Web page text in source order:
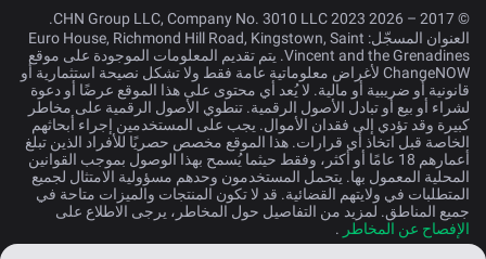
© 2017 – 2026 CHN Group LLC, Company No. 3010 LLC 2023.
العنوان المسجّل: Euro House, Richmond Hill Road, Kingstown, Saint
Vincent and the Grenadines. يتم تقديم المعلومات الموجودة على موقع
ChangeNOW لأغراض معلوماتية عامة فقط ولا تشكل نصيحة استثمارية أو
قانونية أو ضريبية أو مالية. لا يُعد أي محتوى على هذا الموقع عرضًا أو دعوة
لشراء أو بيع أو تبادل الأصول الرقمية. تنطوي الأصول الرقمية على مخاطر
كبيرة وقد تؤدي إلى فقدان الأموال. يجب على المستخدمين إجراء أبحاثهم
الخاصة قبل اتخاذ أي قرارات. هذا الموقع مخصص حصريًا للأفراد الذين تبلغ
أعمارهم 18 عامًا أو أكثر، وفقط حيثما يُسمح بهذا الوصول بموجب القوانين
المحلية المعمول بها. يتحمل المستخدمون وحدهم مسؤولية الامتثال لجميع
المتطلبات في ولايتهم القضائية. قد لا تكون المنتجات والميزات متاحة في
جميع المناطق. لمزيد من التفاصيل حول المخاطر، يرجى الاطلاع على
الإفصاح عن المخاطر .